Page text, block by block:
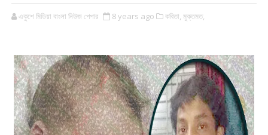
একুশে মিডিয়া বাংলা নিউজ পেপার 8 years ago কবিতা, মুক্তমত,